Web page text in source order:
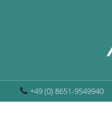
+49 (0) 8651-9549940